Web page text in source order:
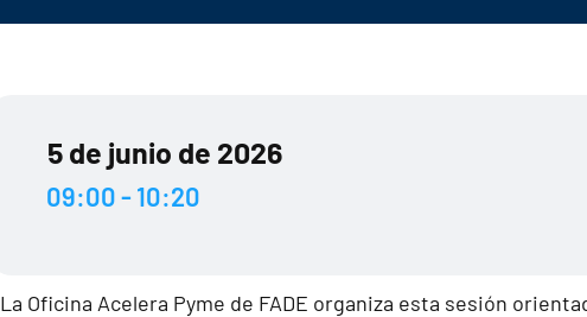
5 de junio de 2026
09:00 - 10:20
La Oficina Acelera Pyme de FADE organiza esta sesión